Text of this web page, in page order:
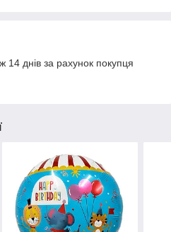
днів за рахунок покупця